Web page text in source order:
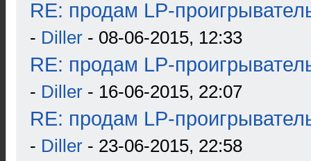
RE: продам LP-
- Diller - 08-06-2015, 12:33
RE: продам LP-
- Diller - 16-06-2015, 22:07
RE: продам LP-
- Diller - 23-06-2015, 22:58